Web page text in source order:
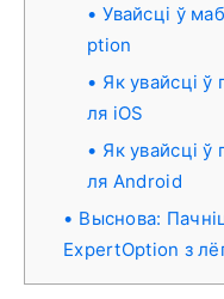
Увайсці ў
ption
Як увайсці
ля iOS
Як увайсці
ля Android
Выснова:
ExpertOption з